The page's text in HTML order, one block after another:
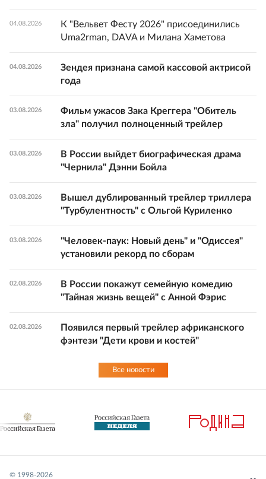
04.08.2026
К "Вельвет Фесту 2026" присоединились
Uma2rman, DAVA и Милана Хаметова
04.08.2026
Зендея признана самой кассовой актрисой
года
03.08.2026
Фильм ужасов Зака Креггера "Обитель
зла" получил полноценный трейлер
03.08.2026
В России выйдет биографическая драма
"Чернила" Дэнни Бойла
03.08.2026
Вышел дублированный трейлер триллера
"Турбулентность" с Ольгой Куриленко
03.08.2026
"Человек-паук: Новый день" и "Одиссея"
установили рекорд по сборам
02.08.2026
В России покажут семейную комедию
"Тайная жизнь вещей" с Анной Фэрис
02.08.2026
Появился первый трейлер африканского
фэнтези "Дети крови и костей"
Все новости
© 1998-2026